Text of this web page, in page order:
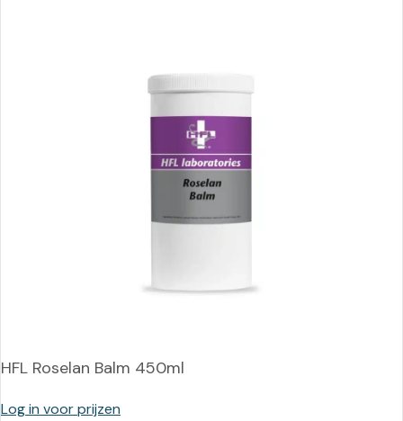
HFL Roselan Balm 450ml
Log in voor prijzen